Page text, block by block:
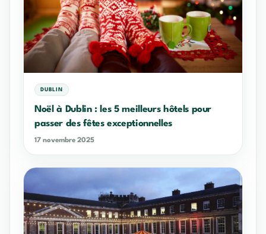
DUBLIN
Noël à Dublin : les 5 meilleurs hôtels pour
passer des fêtes exceptionnelles
17 novembre 2025